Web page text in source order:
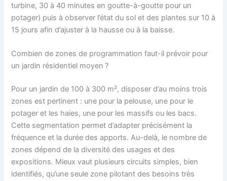
turbine, 30 à 40 minutes en goutte-à-goutte pour un
potager) puis à observer l’état du sol et des plantes sur 10 à
15 jours afin d’ajuster à la hausse ou à la baisse.
Combien de zones de programmation faut-il prévoir pour
un jardin résidentiel moyen ?
Pour un jardin de 100 à 300 m², disposer d’au moins trois
zones est pertinent : une pour la pelouse, une pour le
potager et les haies, une pour les massifs ou les bacs.
Cette segmentation permet d’adapter précisément la
fréquence et la durée des apports. Au-delà, le nombre de
zones dépend de la diversité des usages et des
expositions. Mieux vaut plusieurs circuits simples, bien
identifiés, qu’une seule zone pilotant des besoins très